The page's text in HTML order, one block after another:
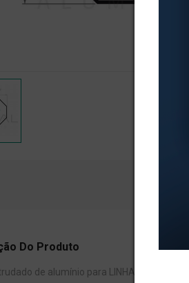
Do Produto
de alumínio para LINHA